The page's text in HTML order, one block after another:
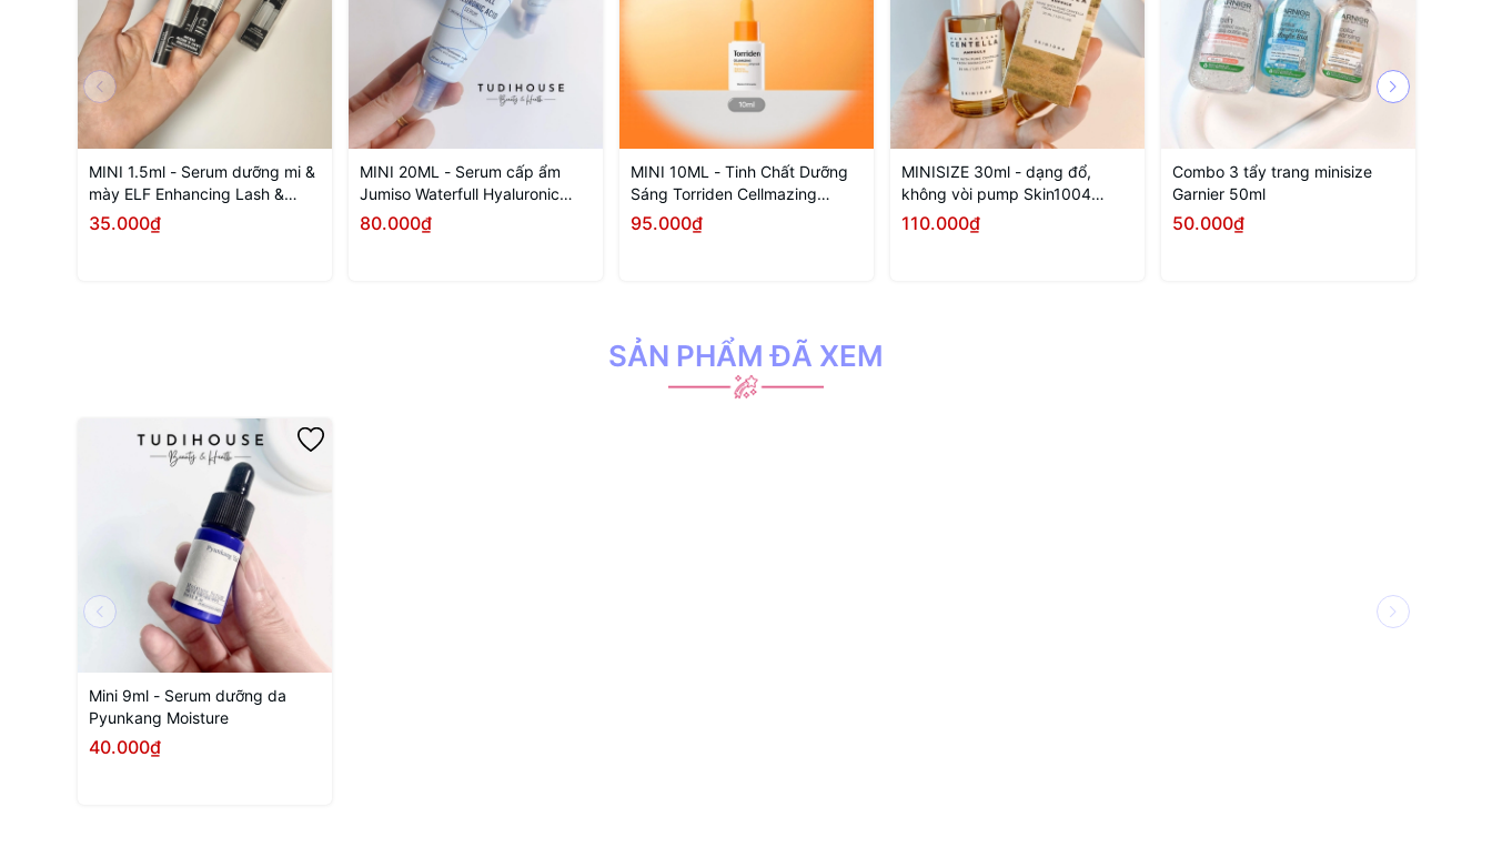
MINI 1.5ml - Serum dưỡng mi &
mày ELF Enhancing Lash &
Brow Serum
35.000₫
MINI 20ML - Serum cấp ẩm
Jumiso Waterfull Hyaluronic
Acid
80.000₫
MINI 10ML - Tinh Chất Dưỡng
Sáng Torriden Cellmazing
Brightening Ampoule
95.000₫
MINISIZE 30ml - dạng đổ,
không vòi pump Skin1004
Madagascar Centella Ampoule
110.000₫
Combo 3 tẩy trang minisize
Garnier 50ml
50.000₫
SẢN PHẨM ĐÃ XEM
Mini 9ml - Serum dưỡng da
Pyunkang Moisture
40.000₫